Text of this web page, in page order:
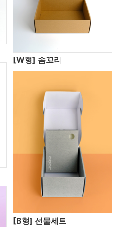
[W형] 솜꼬리
[B형] 선물세트